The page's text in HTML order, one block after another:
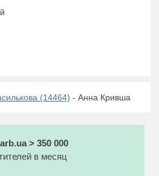
(14464) - Анна Кривша
> 350 000
в месяц